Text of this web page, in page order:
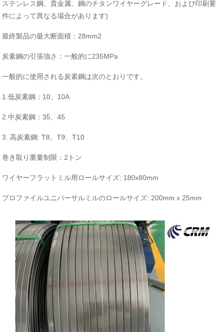
ステンレス鋼、貴金属、鋼のチタンワイヤーグレード、および印刷要
件によって異なる場合があります)
最終製品の最大断面積：28mm2
炭素鋼の引張強さ：一般的に235MPa
一般的に使用される炭素鋼は次のとおりです。
1.低炭素鋼：10、10A
2.中炭素鋼：35、45
3. 高炭素鋼: T8、T9、T10
巻き取り重量制限：2トン
ワイヤーフラットミル用ロールサイズ: 180x80mm
プロファイルユニバーサルミルのロールサイズ: 200mm x 25mm